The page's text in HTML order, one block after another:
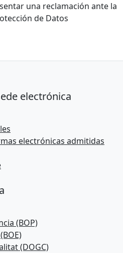
una reclamación ante la
de Datos
electrónica
electrónicas admitidas
(BOP)
(DOGC)